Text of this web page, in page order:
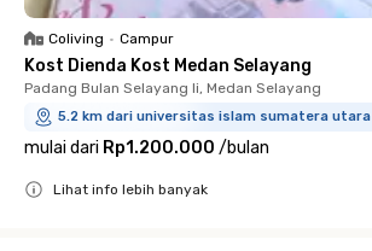
Coliving • Campur
Kost Dienda Kost Medan Selayang
Padang Bulan Selayang Ii, Medan Selayang
5.2 km dari universitas islam sumatera utara
mulai dari Rp1.200.000 /bulan
Lihat info lebih banyak